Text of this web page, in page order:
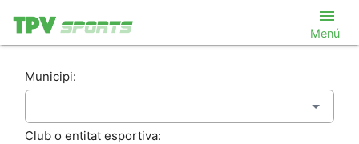
menu
Menú
Municipi:
Club o entitat esportiva: